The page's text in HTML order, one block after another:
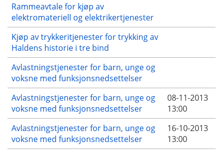
Rammeavtale for kjøp av
elektromateriell og elektrikertjenester
Kjøp av trykkeritjenester for trykking av
Haldens historie i tre bind
Avlastningstjenester for barn, unge og
voksne med funksjonsnedsettelser
Avlastningstjenester for barn, unge og
voksne med funksjonsnedsettelser
08-11-2013
13:00
Avlastningstjenester for barn, unge og
voksne med funksjonsnedsettelser
16-10-2013
13:00